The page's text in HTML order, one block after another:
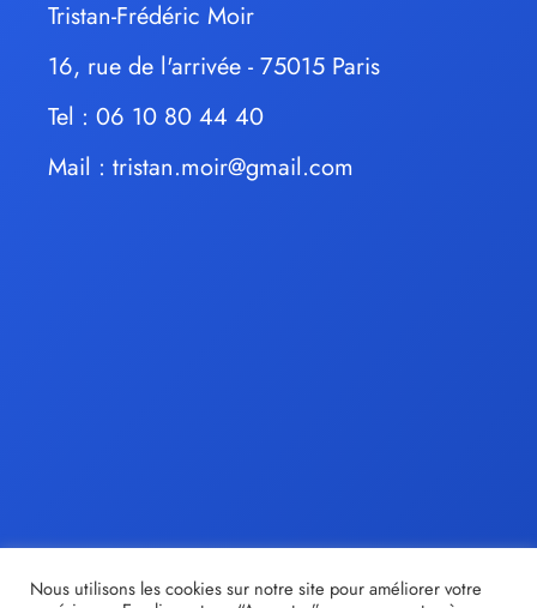
Tristan-Frédéric Moir
16, rue de l'arrivée - 75015 Paris
Tel : 06 10 80 44 40
Mail : tristan.moir@gmail.com
Nous utilisons les cookies sur notre site pour améliorer votre